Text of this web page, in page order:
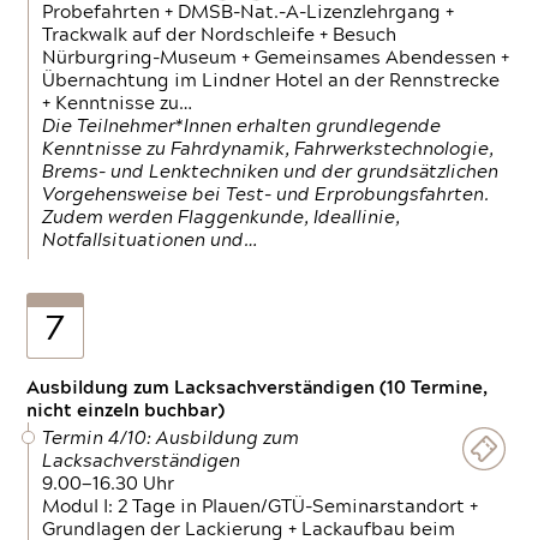
Probefahrten + DMSB-Nat.-A-Lizenzlehrgang +
Trackwalk auf der Nordschleife + Besuch
Nürburgring-Museum + Gemeinsames Abendessen +
Übernachtung im Lindner Hotel an der Rennstrecke
+ Kenntnisse zu…
Die Teilnehmer*Innen erhalten grundlegende
Kenntnisse zu Fahrdynamik, Fahrwerkstechnologie,
Brems- und Lenktechniken und der grundsätzlichen
Vorgehensweise bei Test- und Erprobungsfahrten.
Zudem werden Flaggenkunde, Ideallinie,
Notfallsituationen und…
7
Ausbildung zum Lacksachverständigen (10 Termine,
nicht einzeln buchbar)
Termin 4/10: Ausbildung zum
Lacksachverständigen
9.00—16.30 Uhr
Modul I: 2 Tage in Plauen/GTÜ-Seminarstandort +
Grundlagen der Lackierung + Lackaufbau beim